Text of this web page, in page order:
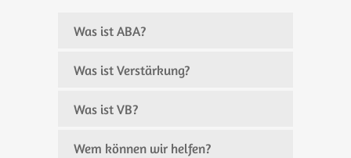
Was ist ABA?
Was ist Verstärkung?
Was ist VB?
Wem können wir helfen?